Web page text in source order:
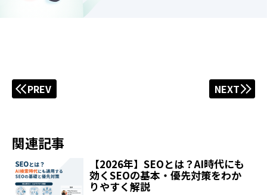
PREV NEXT
関連記事
【2026年】SEOとは？AI時代にも
効くSEOの基本・優先対策をわか
りやすく解説